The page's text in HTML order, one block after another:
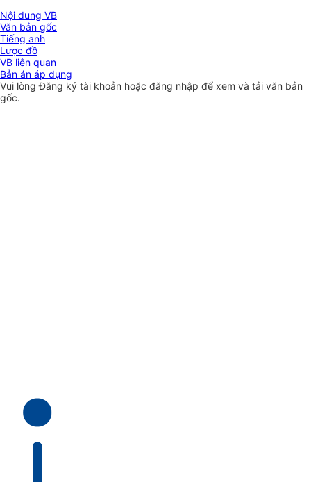
Nội dung VB
Văn bản gốc
Tiếng anh
Lược đồ
VB liên quan
Bản án áp dụng
Vui lòngĐăng ký tài khoản hoặc đăng nhập để xem và tải văn bản
gốc.